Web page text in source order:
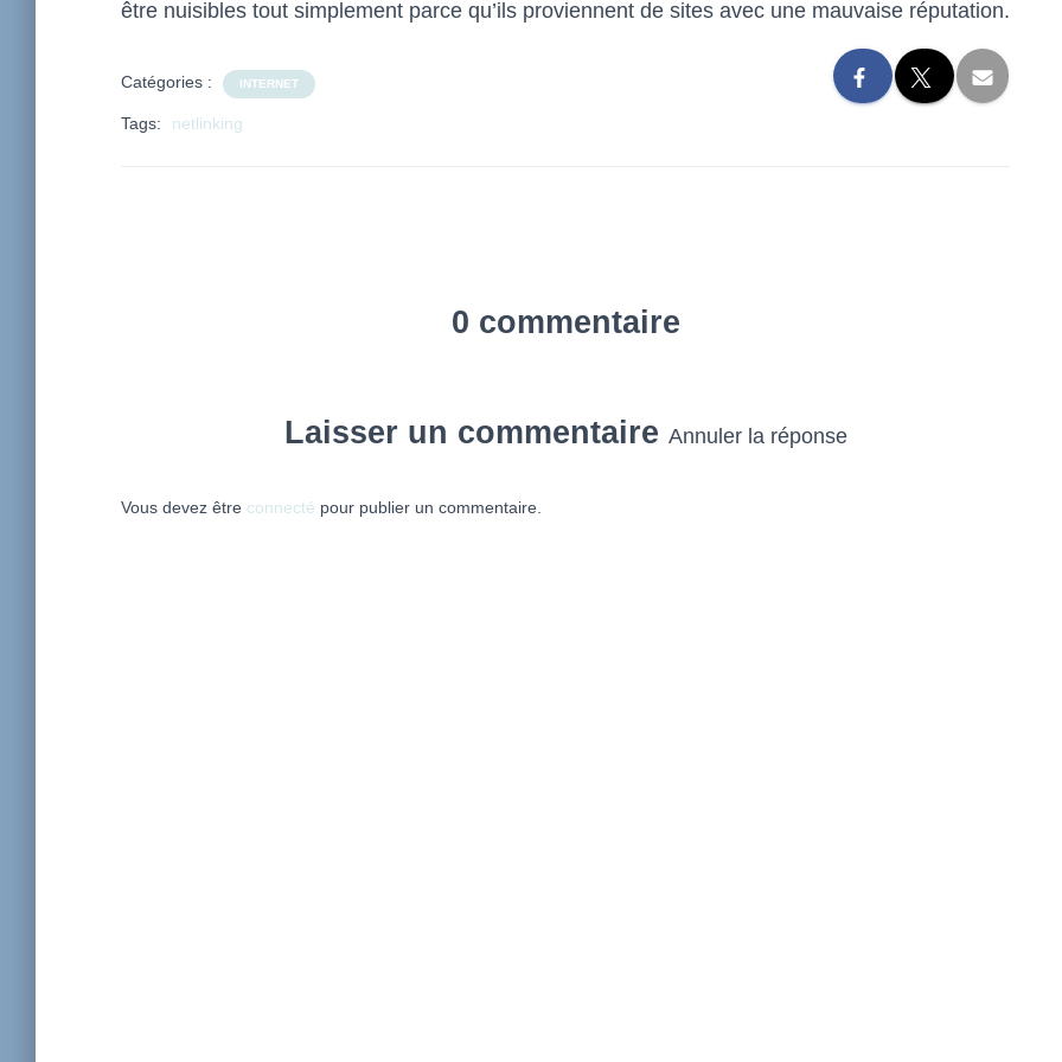
être nuisibles tout simplement parce qu’ils proviennent de sites avec une mauvaise réputation.
Catégories : INTERNET
Tags: netlinking
0 commentaire
Laisser un commentaire Annuler la réponse
Vous devez être connecté pour publier un commentaire.